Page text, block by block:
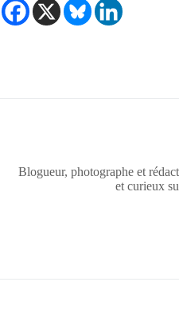
Blogueur, photographe et
et curieux